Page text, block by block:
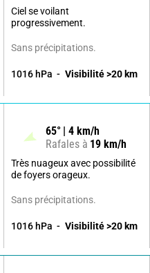
Ciel se voilant
progressivement.
Sans précipitations.
1016 hPa Visibilité >20 km
65° 4 km/h
Rafales à 19 km/h
Très nuageux avec possibilité
de foyers orageux.
Sans précipitations.
1016 hPa Visibilité >20 km